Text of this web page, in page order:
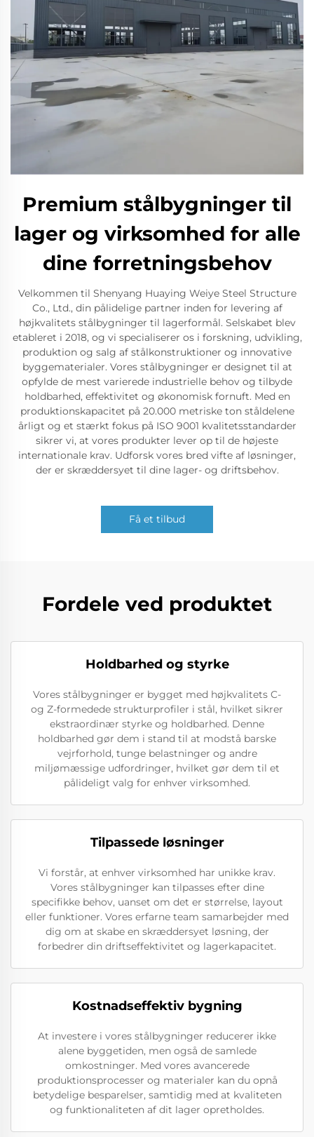
Premium stålbygninger til
lager og virksomhed for alle
dine forretningsbehov
Velkommen til Shenyang Huaying Weiye Steel Structure
Co., Ltd., din pålidelige partner inden for levering af
højkvalitets stålbygninger til lagerformål. Selskabet blev
etableret i 2018, og vi specialiserer os i forskning, udvikling,
produktion og salg af stålkonstruktioner og innovative
byggematerialer. Vores stålbygninger er designet til at
opfylde de mest varierede industrielle behov og tilbyde
holdbarhed, effektivitet og økonomisk fornuft. Med en
produktionskapacitet på 20.000 metriske ton ståldelene
årligt og et stærkt fokus på ISO 9001 kvalitetsstandarder
sikrer vi, at vores produkter lever op til de højeste
internationale krav. Udforsk vores bred vifte af løsninger,
der er skræddersyet til dine lager- og driftsbehov.
Få et tilbud
Fordele ved produktet
Holdbarhed og styrke
Vores stålbygninger er bygget med højkvalitets C-
og Z-formedede strukturprofiler i stål, hvilket sikrer
ekstraordinær styrke og holdbarhed. Denne
holdbarhed gør dem i stand til at modstå barske
vejrforhold, tunge belastninger og andre
miljømæssige udfordringer, hvilket gør dem til et
pålideligt valg for enhver virksomhed.
Tilpassede løsninger
Vi forstår, at enhver virksomhed har unikke krav.
Vores stålbygninger kan tilpasses efter dine
specifikke behov, uanset om det er størrelse, layout
eller funktioner. Vores erfarne team samarbejder med
dig om at skabe en skræddersyet løsning, der
forbedrer din driftseffektivitet og lagerkapacitet.
Kostnadseffektiv bygning
At investere i vores stålbygninger reducerer ikke
alene byggetiden, men også de samlede
omkostninger. Med vores avancerede
produktionsprocesser og materialer kan du opnå
betydelige besparelser, samtidig med at kvaliteten
og funktionaliteten af dit lager opretholdes.